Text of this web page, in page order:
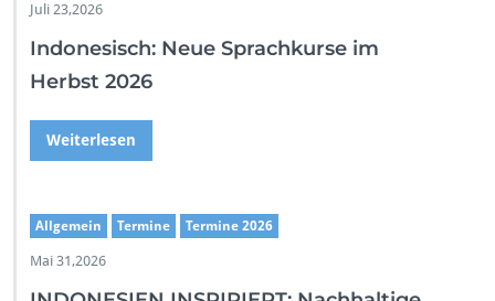
Juli 23,2026
Indonesisch: Neue Sprachkurse im
Herbst 2026
Weiterlesen
Allgemein Termine Termine 2026
Mai 31,2026